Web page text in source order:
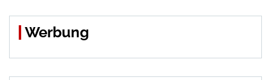
Werbung